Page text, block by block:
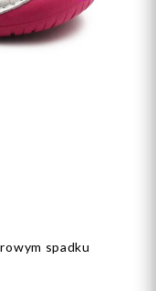
spadku